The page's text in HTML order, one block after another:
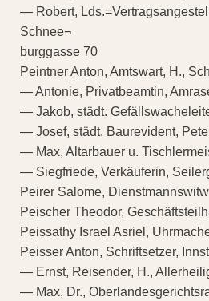
— Robert,
Schnee¬
burggasse 70
Peintner Anton, Amtswart, H.,
— Antonie, Privatbeamtin,
— Jakob, städt.
— Josef, städt. Baurevident,
— Max, Altarbauer u.
— Siegfriede, Verkäuferin,
Peirer Salome,
Peischer Theodor,
Peissathy Israel Asriel,
Peisser Anton, Schriftsetzer,
— Ernst, Reisender, H.,
— Max, Dr.,